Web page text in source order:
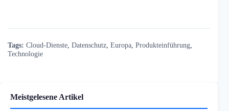
Tags: Cloud-Dienste Datenschutz Europa Produkteinführung
Technologie
Meistgelesene Artikel